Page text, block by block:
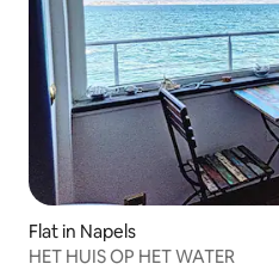
Flat in Napels
HET HUIS OP HET WATER